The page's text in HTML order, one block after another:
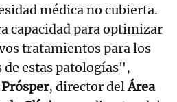
médica no cubierta.
capacidad para optimizar
tratamientos para los
de estas patologías",
, director delÁrea